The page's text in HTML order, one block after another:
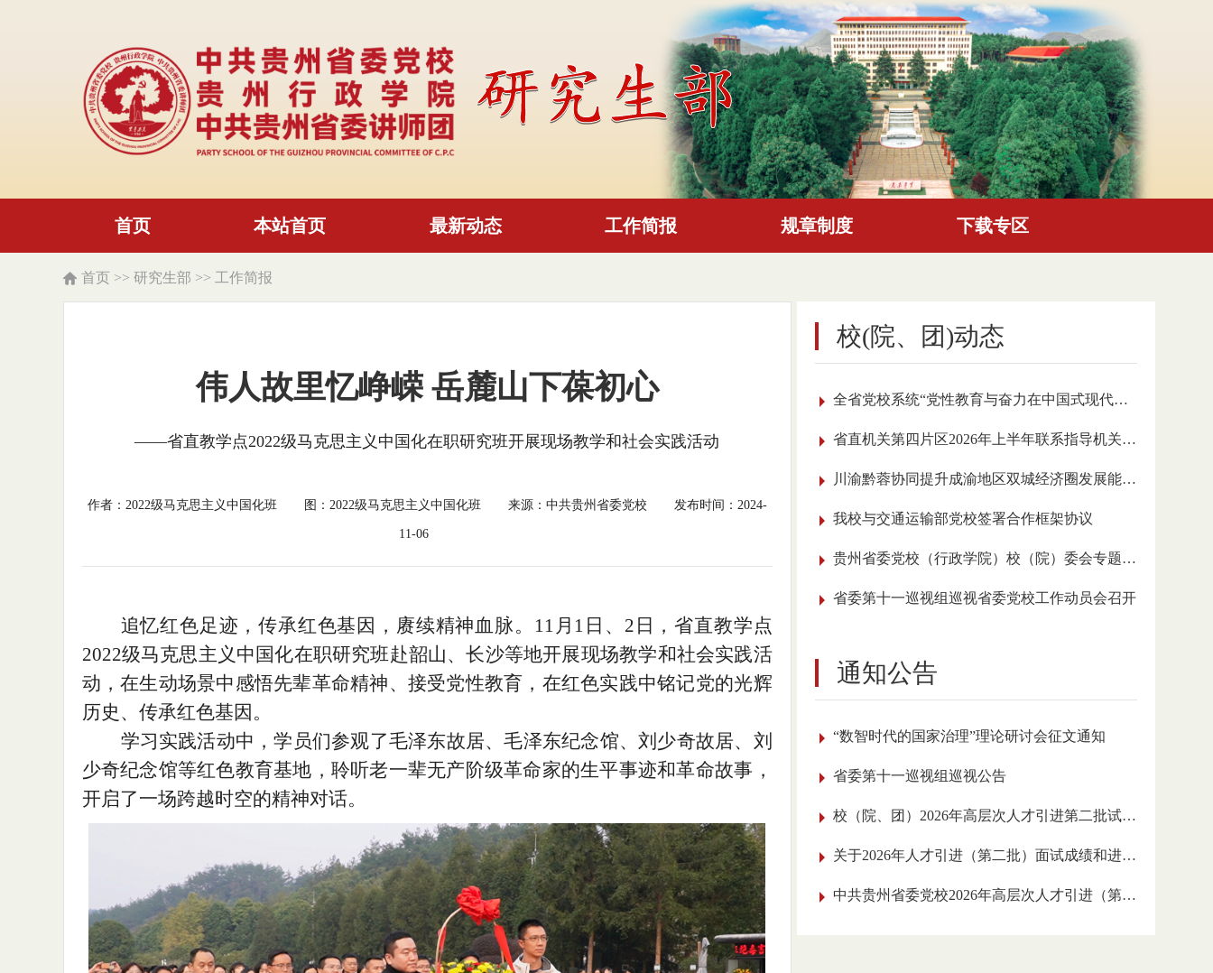
首页 本站首页 最新动态 工作简报 规章制度 下载专区
首页>> 研究生部 >> 工作简报
伟人故里忆峥嵘 岳麓山下葆初心
——省直教学点2022级马克思主义中国化在职研究班开展现场教学和社会实践活动
作者：2022级马克思主义中国化班 图：2022级马克思主义中国化班 来源：中共贵州省委党校 发布时间：2024-
11-06
追忆红色足迹，传承红色基因，赓续精神血脉。 11月1日、2日，省直教学点
2022级马克思主义中国化在职研究班赴韶山、长沙等地开展现场教学和社会实践活
动，在生动场景中感悟先辈革命精神、接受党性教育，在红色实践中铭记党的光辉
历史、传承红色基因。
学习实践活动中，学员们参观了毛泽东故居、毛泽东纪念馆、刘少奇故居、刘
少奇纪念馆等红色教育基地，聆听老一辈无产阶级革命家的生平事迹和革命故事，
开启了一场跨越时空的精神对话。
校(院、团)动态
全省党校系统“党性教育与奋力在中国式现代化进程中展现贵州新风采”理论研讨会召开
省直机关第四片区2026年上半年联系指导机关党建工作会议在我校召开
川渝黔蓉协同提升成渝地区双城经济圈发展能级学术研讨会在贵阳举行
我校与交通运输部党校签署合作框架协议
贵州省委党校（行政学院）校（院）委会专题传达学习全国党校（行政学院）校长 （院长）会议精神
省委第十一巡视组巡视省委党校工作动员会召开
通知公告
“数智时代的国家治理”理论研讨会征文通知
省委第十一巡视组巡视公告
校（院、团）2026年高层次人才引进第二批试讲人员名单公告
关于2026年人才引进（第二批）面试成绩和进入实践工作考核环节人员的公告
中共贵州省委党校2026年高层次人才引进（第二批）面试公告